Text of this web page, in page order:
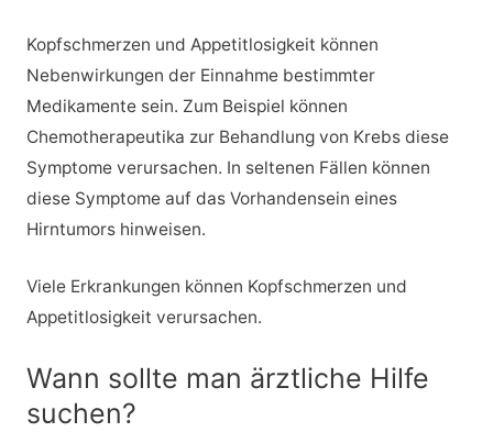
Kopfschmerzen und Appetitlosigkeit können
Nebenwirkungen der Einnahme bestimmter
Medikamente sein. Zum Beispiel können
Chemotherapeutika zur Behandlung von Krebs diese
Symptome verursachen. In seltenen Fällen können
diese Symptome auf das Vorhandensein eines
Hirntumors hinweisen.
Viele Erkrankungen können Kopfschmerzen und
Appetitlosigkeit verursachen.
Wann sollte man ärztliche Hilfe
suchen?